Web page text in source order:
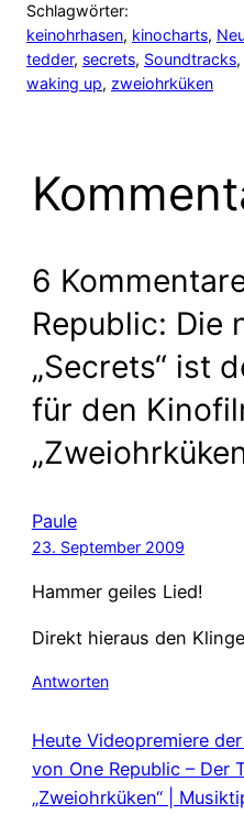
Schlagwörter:
keinohrhasen, kinocharts,
tedder, secrets, Soundtracks,
waking up, zweiohrküken
6
Republic: Die
„Secrets“ ist
für den
Paule
23. September 2009
Hammer geiles Lied!
Direkt hieraus den
Antworten
Heute Videopremiere
von One Republic – Der
„Zweiohrküken“ |